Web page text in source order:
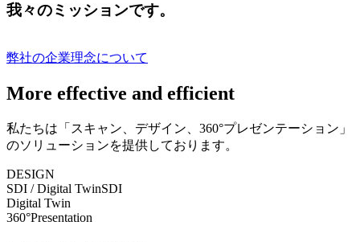
我々のミッションです。
弊社の企業理念について
More effective and efficient
私たちは「スキャン、デザイン、360°プレゼンテーション」
のソリューションを提供しております。
DESIGN
SDI / Digital TwinSDI
Digital Twin
360°Presentation